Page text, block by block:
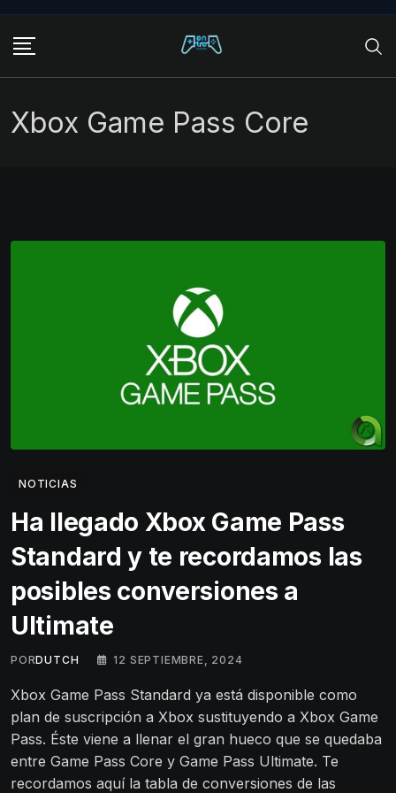
content
Xbox Game Pass Core
NOTICIAS
Ha llegado Xbox Game Pass
Standard y te recordamos las
posibles conversiones a
Ultimate
PORDUTCH 12 SEPTIEMBRE, 2024
Xbox Game Pass Standard ya está disponible como
plan de suscripción a Xbox sustituyendo a Xbox Game
Pass. Éste viene a llenar el gran hueco que se quedaba
entre Game Pass Core y Game Pass Ultimate. Te
recordamos aquí la tabla de conversiones de las